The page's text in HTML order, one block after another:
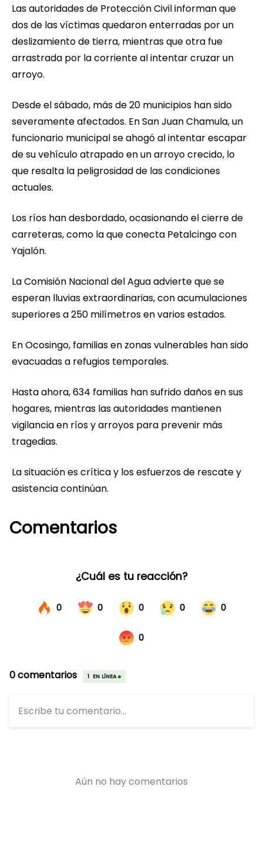
Las autoridades de Protección Civil informan que
dos de las víctimas quedaron enterradas por un
deslizamiento de tierra, mientras que otra fue
arrastrada por la corriente al intentar cruzar un
arroyo.
Desde el sábado, más de 20 municipios han sido
severamente afectados. En San Juan Chamula, un
funcionario municipal se ahogó al intentar escapar
de su vehículo atrapado en un arroyo crecido, lo
que resalta la peligrosidad de las condiciones
actuales.
Los ríos han desbordado, ocasionando el cierre de
carreteras, como la que conecta Petalcingo con
Yajalón.
La Comisión Nacional del Agua advierte que se
esperan lluvias extraordinarias, con acumulaciones
superiores a 250 milímetros en varios estados.
En Ocosingo, familias en zonas vulnerables han sido
evacuadas a refugios temporales.
Hasta ahora, 634 familias han sufrido daños en sus
hogares, mientras las autoridades mantienen
vigilancia en ríos y arroyos para prevenir más
tragedias.
La situación es crítica y los esfuerzos de rescate y
asistencia continúan.
Comentarios